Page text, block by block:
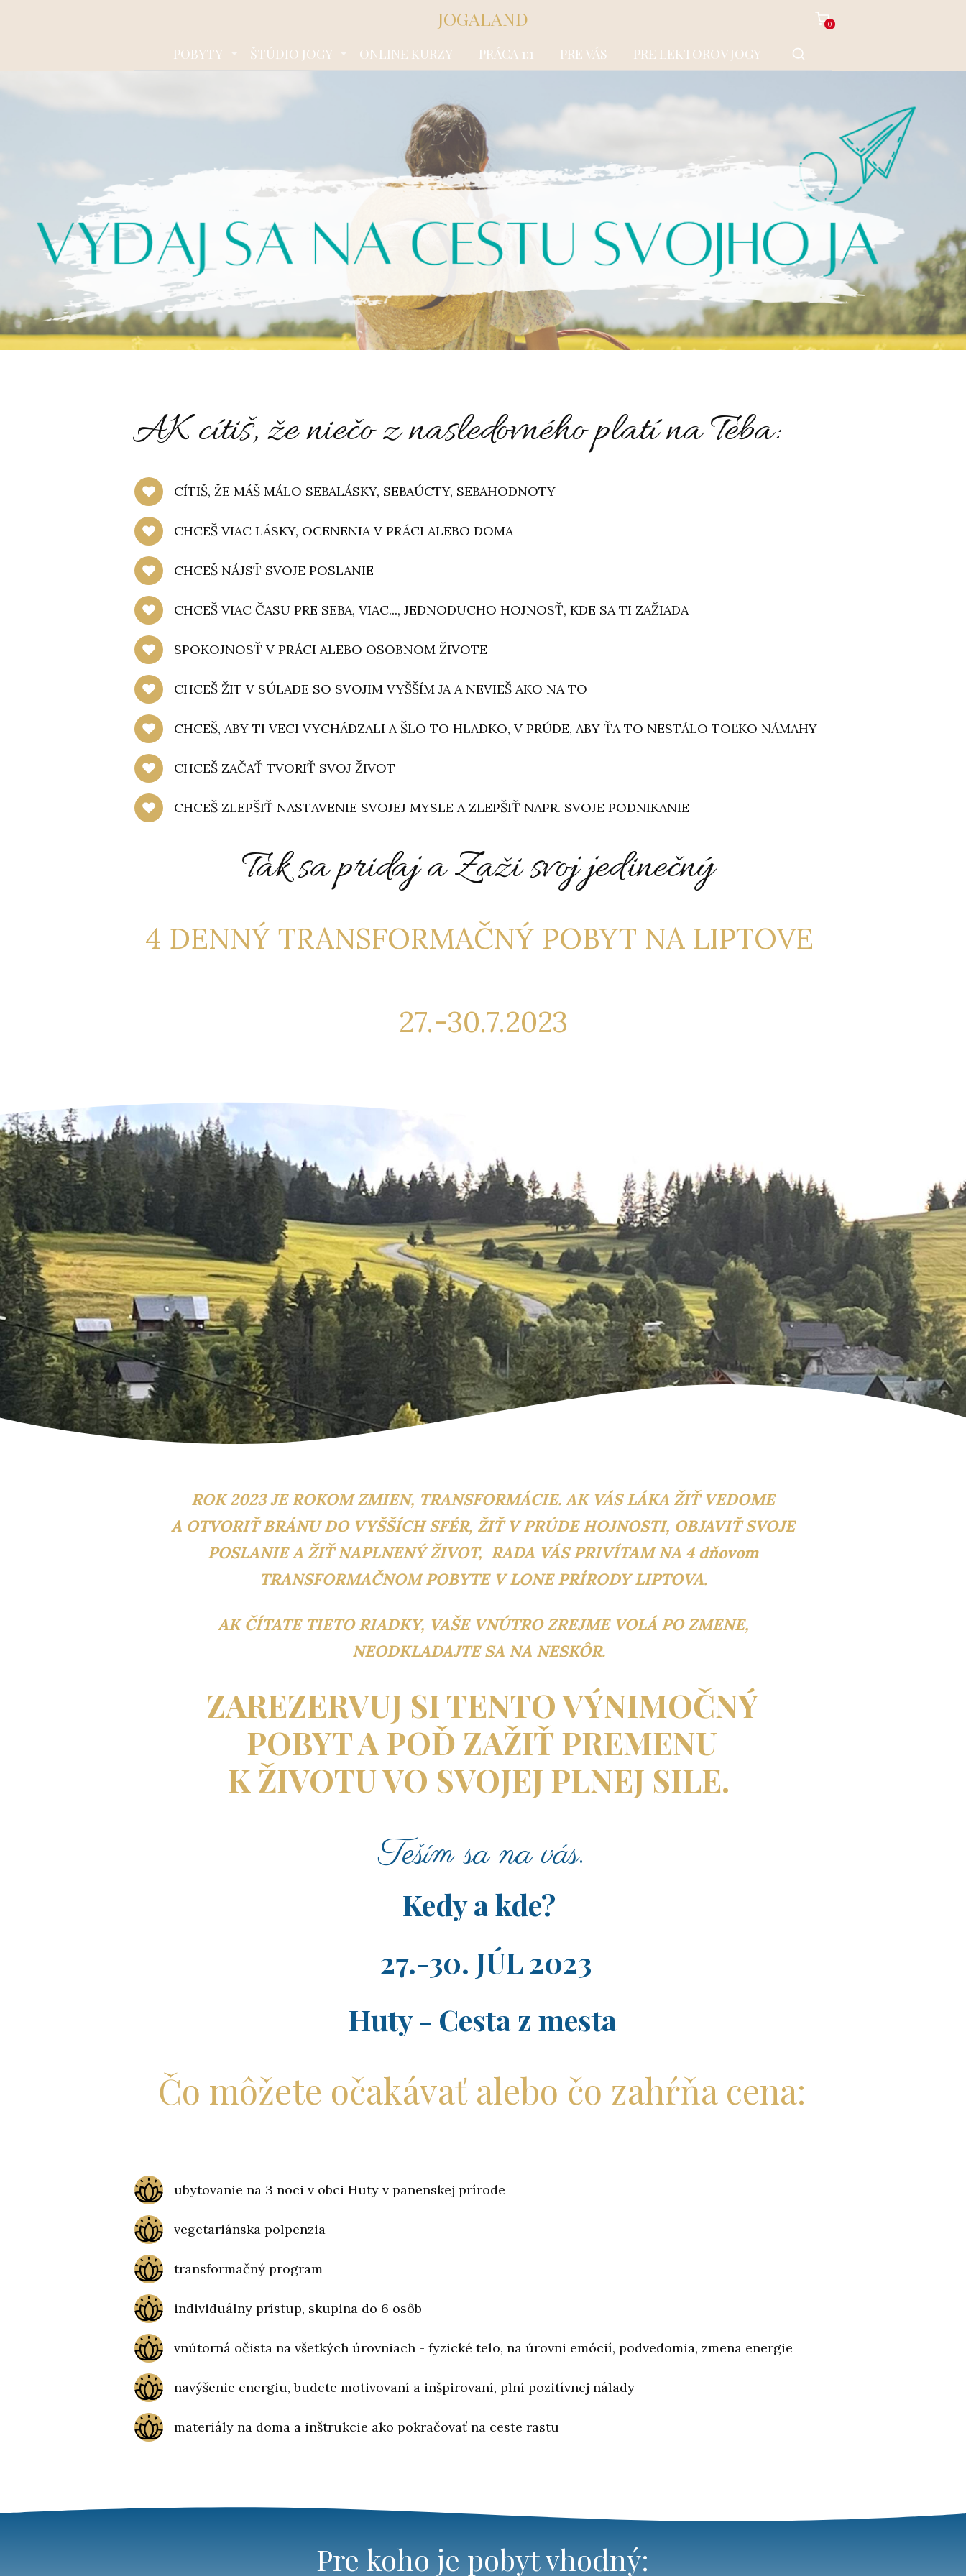
JOGALAND 0
POBYTY ŠTÚDIO JOGY ONLINE KURZY PRÁCA 1:1 PRE VÁS PRE LEKTOROV JOGY
AK cítiš, že niečo z nasledovného platí na Teba:
CÍTIŠ, ŽE MÁŠ MÁLO SEBALÁSKY, SEBAÚCTY, SEBAHODNOTY
CHCEŠ VIAC LÁSKY, OCENENIA V PRÁCI ALEBO DOMA
CHCEŠ NÁJSŤ SVOJE POSLANIE
CHCEŠ VIAC ČASU PRE SEBA, VIAC..., JEDNODUCHO HOJNOSŤ, KDE SA TI ZAŽIADA
SPOKOJNOSŤ V PRÁCI ALEBO OSOBNOM ŽIVOTE
CHCEŠ ŽIT V SÚLADE SO SVOJIM VYŠŠÍM JA A NEVIEŠ AKO NA TO
CHCEŠ, ABY TI VECI VYCHÁDZALI A ŠLO TO HLADKO, V PRÚDE, ABY ŤA TO NESTÁLO TOĽKO NÁMAHY
CHCEŠ ZAČAŤ TVORIŤ SVOJ ŽIVOT
CHCEŠ ZLEPŠIŤ NASTAVENIE SVOJEJ MYSLE A ZLEPŠIŤ NAPR. SVOJE PODNIKANIE
Tak sa pridaj a Zaži svoj jedinečný
4 DENNÝ TRANSFORMAČNÝ POBYT NA LIPTOVE
27.-30.7.2023
ROK 2023 JE ROKOM ZMIEN, TRANSFORMÁCIE. AK VÁS LÁKA ŽIŤ VEDOME
A OTVORIŤ BRÁNU DO VYŠŠÍCH SFÉR, ŽIŤ V PRÚDE HOJNOSTI, OBJAVIŤ SVOJE
POSLANIE A ŽIŤ NAPLNENÝ ŽIVOT, RADA VÁS PRIVÍTAM NA 4 dňovom
TRANSFORMAČNOM POBYTE V LONE PRÍRODY LIPTOVA.
AK ČÍTATE TIETO RIADKY, VAŠE VNÚTRO ZREJME VOLÁ PO ZMENE,
NEODKLADAJTE SA NA NESKÔR.
ZAREZERVUJ SI TENTO VÝNIMOČNÝ
POBYT A POĎ ZAŽIŤ PREMENU
K ŽIVOTU VO SVOJEJ PLNEJ SILE.
Teším sa na vás.
Kedy a kde?
27.-30. JÚL 2023
Huty - Cesta z mesta
Čo môžete očakávať alebo čo zahŕňa cena:
ubytovanie na 3 noci v obci Huty v panenskej prírode
vegetariánska polpenzia
transformačný program
individuálny prístup, skupina do 6 osôb
vnútorná očista na všetkých úrovniach - fyzické telo, na úrovni emócií, podvedomia, zmena energie
navýšenie energiu, budete motivovaní a inšpirovaní, plní pozitívnej nálady
materiály na doma a inštrukcie ako pokračovať na ceste rastu
Pre koho je pobyt vhodný: